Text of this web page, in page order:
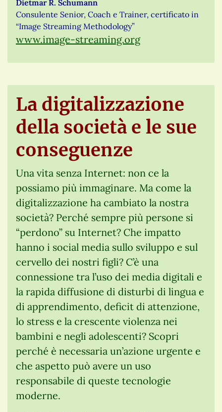
Dietmar R. Schumann
Consulente Senior, Coach e Trainer, certificato in
“Image Streaming Methodology”
www.image-streaming.org
La digitalizzazione
della società e le sue
conseguenze
Una vita senza Internet: non ce la
possiamo più immaginare. Ma come la
digitalizzazione ha cambiato la nostra
società? Perché sempre più persone si
“perdono” su Internet? Che impatto
hanno i social media sullo sviluppo e sul
cervello dei nostri figli? C’è una
connessione tra l’uso dei media digitali e
la rapida diffusione di disturbi di lingua e
di apprendimento, deficit di attenzione,
lo stress e la crescente violenza nei
bambini e negli adolescenti? Scopri
perché è necessaria un’azione urgente e
che aspetto può avere un uso
responsabile di queste tecnologie
moderne.